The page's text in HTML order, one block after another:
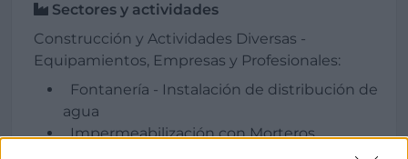
Sectores y actividades
Construcción y Actividades Diversas -
Equipamientos, Empresas y Profesionales:
Fontanería - Instalación de distribución de
agua
Impermeabilización con Morteros